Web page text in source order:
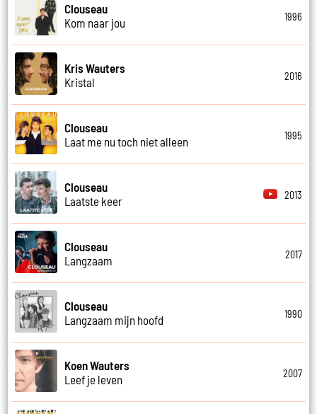
Clouseau
Kom naar jou
1996
Kris Wauters
Kristal
2016
Clouseau
Laat me nu toch niet alleen
1995
Clouseau
Laatste keer
2013
Clouseau
Langzaam
2017
Clouseau
Langzaam mijn hoofd
1990
Koen Wauters
Leef je leven
2007